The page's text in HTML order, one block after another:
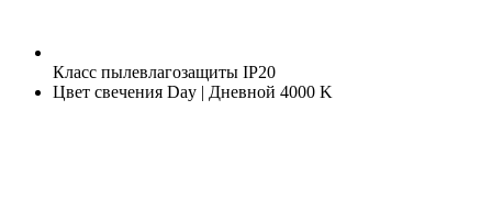
Класс пылевлагозащиты IP20
Цвет свечения Day | Дневной 4000 K